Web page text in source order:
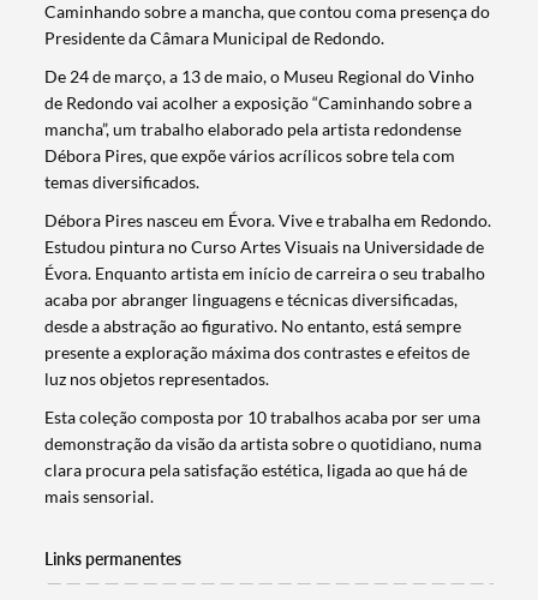
Caminhando sobre a mancha, que contou coma presença do
Presidente da Câmara Municipal de Redondo.
De 24 de março, a 13 de maio, o Museu Regional do Vinho
de Redondo vai acolher a exposição “Caminhando sobre a
mancha”, um trabalho elaborado pela artista redondense
Débora Pires, que expõe vários acrílicos sobre tela com
temas diversificados.
Débora Pires nasceu em Évora. Vive e trabalha em Redondo.
Estudou pintura no Curso Artes Visuais na Universidade de
Évora. Enquanto artista em início de carreira o seu trabalho
acaba por abranger linguagens e técnicas diversificadas,
desde a abstração ao figurativo. No entanto, está sempre
presente a exploração máxima dos contrastes e efeitos de
luz nos objetos representados.
Esta coleção composta por 10 trabalhos acaba por ser uma
demonstração da visão da artista sobre o quotidiano, numa
clara procura pela satisfação estética, ligada ao que há de
mais sensorial.
Links permanentes